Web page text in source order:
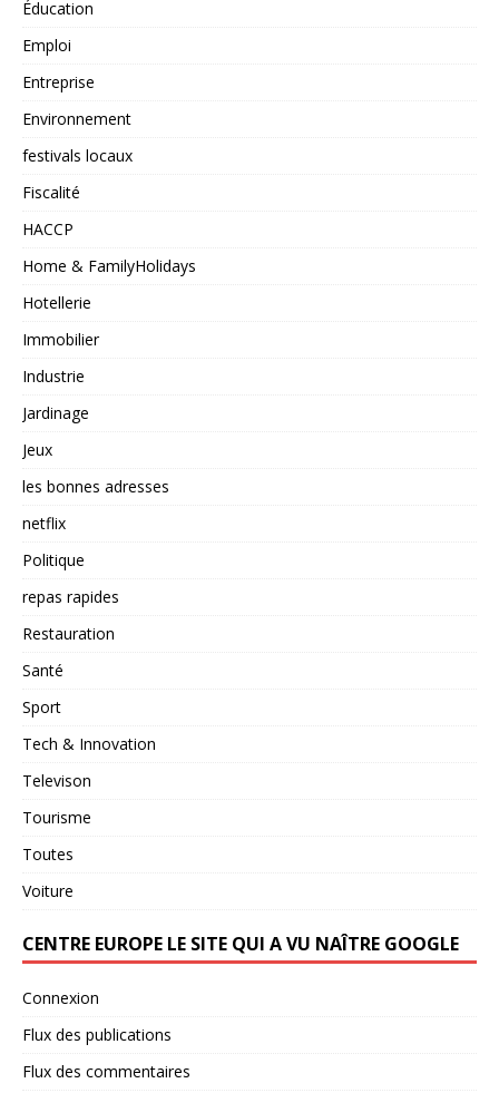
Éducation
Emploi
Entreprise
Environnement
festivals locaux
Fiscalité
HACCP
Home & FamilyHolidays
Hotellerie
Immobilier
Industrie
Jardinage
Jeux
les bonnes adresses
netflix
Politique
repas rapides
Restauration
Santé
Sport
Tech & Innovation
Televison
Tourisme
Toutes
Voiture
CENTRE EUROPE LE SITE QUI A VU NAÎTRE GOOGLE
Connexion
Flux des publications
Flux des commentaires